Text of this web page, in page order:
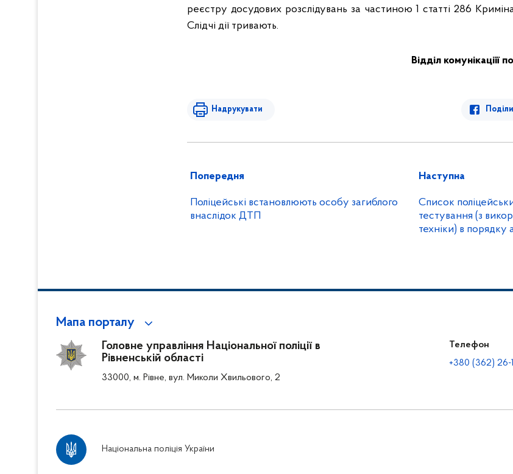
реєстру досудових розслідувань за частиною 1 статті 286
Слідчі дії тривають.
Відділ комунікаціїї
Надрукувати
Попередня
Поліцейські встановлюють особу загиблого
внаслідок ДТП
Наступна
Список
тестування (з
техніки) в
Мапа порталу
Головне управління Національної поліції в
Рівненській області
33000, м. Рівне, вул. Миколи Хвильового, 2
Телефон
+380 (362) 26-
Національна поліція України